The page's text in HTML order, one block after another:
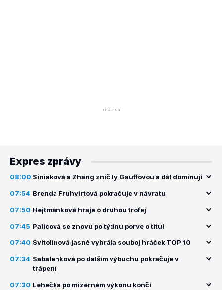
Expres zprávy
08:00 Siniaková a Zhang zničily Gauffovou a dál dominují
07:54 Brenda Fruhvirtová pokračuje v návratu
07:50 Hejtmánková hraje o druhou trofej
07:45 Palicová se znovu po týdnu porve o titul
07:40 Svitolinová jasně vyhrála souboj hráček TOP 10
07:34 Sabalenková po dalším výbuchu pokračuje v
trápení
07:30 Lehečka po mizerném výkonu končí